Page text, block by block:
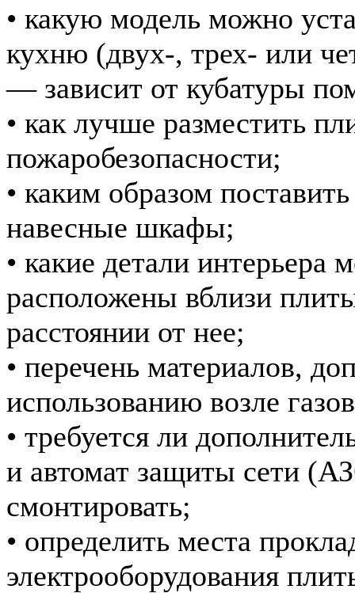
• какую модель можно
кухню (двух-, трех- или
— зависит от кубатуры
• как лучше разместить
пожаробезопасности;
• каким образом
навесные шкафы;
• какие детали интерьера
расположены вблизи
расстоянии от нее;
• перечень материалов,
использованию возле
• требуется ли
и автомат защиты сети
смонтировать;
• определить места
электрооборудования